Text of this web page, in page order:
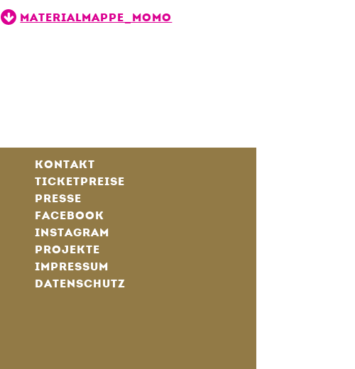
MATERIALMAPPE_MOMO
KONTAKT
TICKETPREISE
PRESSE
FACEBOOK
INSTAGRAM
PROJEKTE
IMPRESSUM
DATENSCHUTZ